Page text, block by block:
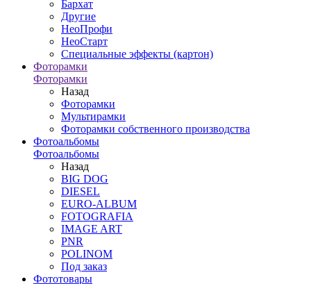
Бархат
Другие
НеоПрофи
НеоСтарт
Специальные эффекты (картон)
Фоторамки
Фоторамки
Назад
Фоторамки
Мультирамки
Фоторамки собственного производства
Фотоальбомы
Фотоальбомы
Назад
BIG DOG
DIESEL
EURO-ALBUM
FOTOGRAFIA
IMAGE ART
PNR
POLINOM
Под заказ
Фототовары